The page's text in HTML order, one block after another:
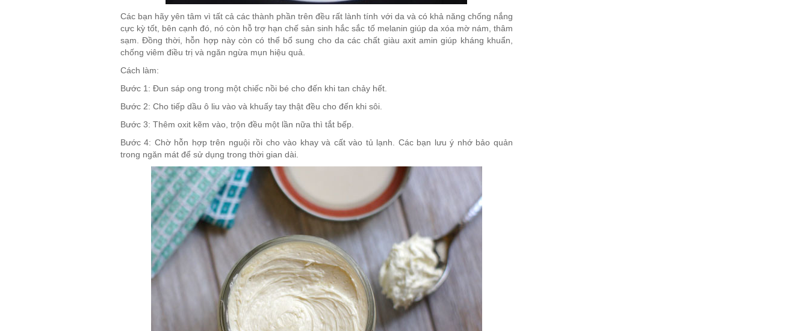
Các bạn hãy yên tâm vì tất cả các thành phần trên đều rất lành tính với da và có khả năng chống nắng
cực kỳ tốt, bên cạnh đó, nó còn hỗ trợ hạn chế sản sinh hắc sắc tố melanin giúp da xóa mờ nám, thâm
sạm. Đồng thời, hỗn hợp này còn có thể bổ sung cho da các chất giàu axit amin giúp kháng khuẩn,
chống viêm điều trị và ngăn ngừa mụn hiệu quả.
Cách làm:
Bước 1: Đun sáp ong trong một chiếc nồi bé cho đến khi tan chảy hết.
Bước 2: Cho tiếp dầu ô liu vào và khuấy tay thật đều cho đến khi sôi.
Bước 3: Thêm oxit kẽm vào, trộn đều một lần nữa thì tắt bếp.
Bước 4: Chờ hỗn hợp trên nguội rồi cho vào khay và cất vào tủ lạnh. Các bạn lưu ý nhớ bảo quản
trong ngăn mát để sử dụng trong thời gian dài.